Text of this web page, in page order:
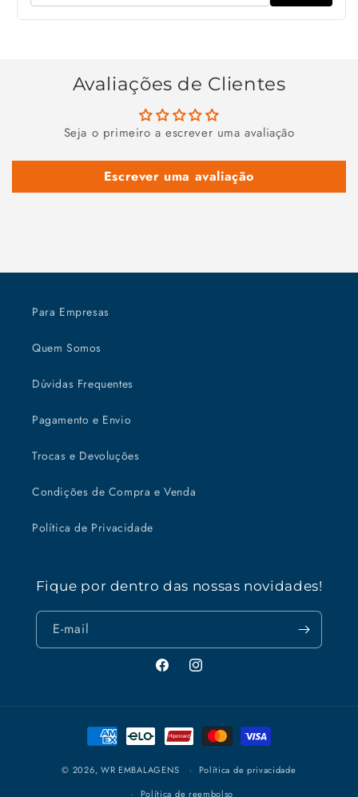
Avaliações de Clientes
Seja o primeiro a escrever uma avaliação
Escrever uma avaliação
Para Empresas
Quem Somos
Dúvidas Frequentes
Pagamento e Envio
Trocas e Devoluções
Condições de Compra e Venda
Política de Privacidade
Fique por dentro das nossas novidades!
E-mail
FacebookInstagram
Formas
de
pagamento
© 2026, WR EMBALAGENS
Política de privacidade
Política de reembolso